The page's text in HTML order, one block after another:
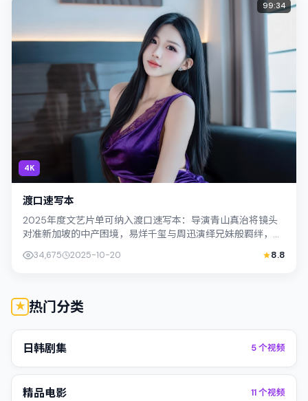
4K
99:34
渡口速写本
2025年度文艺片单可纳入渡口速写本：导演青山真治将镜头
对准新加坡的中产困境，易烊千玺与周迅演绎兄妹般羁绊，文
34,675 2025-10-20 8.8
热门分类
日韩剧集 5个视频
精品电影 11个视频